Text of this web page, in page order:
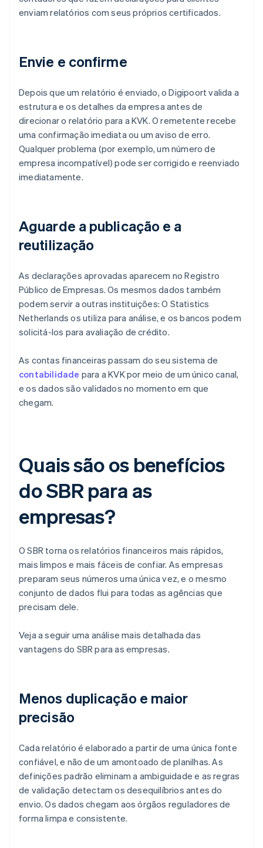
enviam relatórios com seus próprios certificados.
Envie e confirme
Depois que um relatório é enviado, o Digipoort valida a
estrutura e os detalhes da empresa antes de
direcionar o relatório para a KVK. O remetente recebe
uma confirmação imediata ou um aviso de erro.
Qualquer problema (por exemplo, um número de
empresa incompatível) pode ser corrigido e reenviado
imediatamente.
Aguarde a publicação e a
reutilização
As declarações aprovadas aparecem no Registro
Público de Empresas. Os mesmos dados também
podem servir a outras instituições: O Statistics
Netherlands os utiliza para análise, e os bancos podem
solicitá-los para avaliação de crédito.
As contas financeiras passam do seu sistema de
contabilidade para a KVK por meio de um único canal,
e os dados são validados no momento em que
chegam.
Quais são os benefícios
do SBR para as
empresas?
O SBR torna os relatórios financeiros mais rápidos,
mais limpos e mais fáceis de confiar. As empresas
preparam seus números uma única vez, e o mesmo
conjunto de dados flui para todas as agências que
precisam dele.
Veja a seguir uma análise mais detalhada das
vantagens do SBR para as empresas.
Menos duplicação e maior
precisão
Cada relatório é elaborado a partir de uma única fonte
confiável, e não de um amontoado de planilhas. As
definições padrão eliminam a ambiguidade e as regras
de validação detectam os desequilíbrios antes do
envio. Os dados chegam aos órgãos reguladores de
forma limpa e consistente.